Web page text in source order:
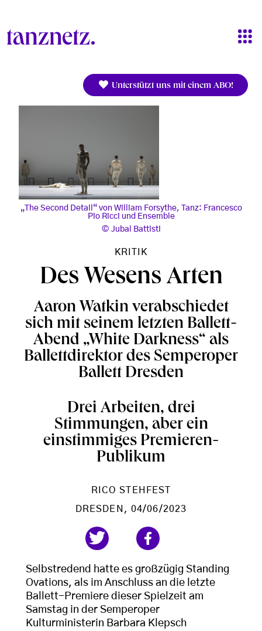
Unterstützt uns mit einem ABO!
„The Second Detail“ von William Forsythe, Tanz: Francesco
Pio Ricci und Ensemble
Jubal Battisti
KRITIK
Des Wesens Arten
Aaron Watkin verabschiedet
sich mit seinem letzten Ballett-
Abend „White Darkness“ als
Ballettdirektor des Semperoper
Ballett Dresden
Drei Arbeiten, drei
Stimmungen, aber ein
einstimmiges Premieren-
Publikum
RICO STEHFEST
DRESDEN , 04/06/2023
Selbstredend hatte es großzügig Standing
Ovations, als im Anschluss an die letzte
Ballett-Premiere dieser Spielzeit am
Samstag in der Semperoper
Kulturministerin Barbara Klepsch